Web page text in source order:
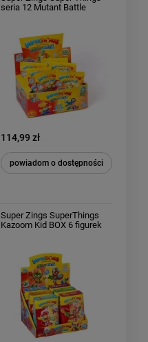
seria 12 Mutant Battle
114,99 zł
powiadom o dostępności
Super Zings SuperThings
Kazoom Kid BOX 6 figurek